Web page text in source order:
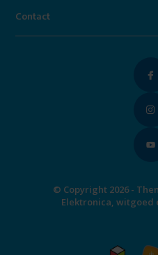
Contact
© Copyright 2026 -
Elektronica, witgoed